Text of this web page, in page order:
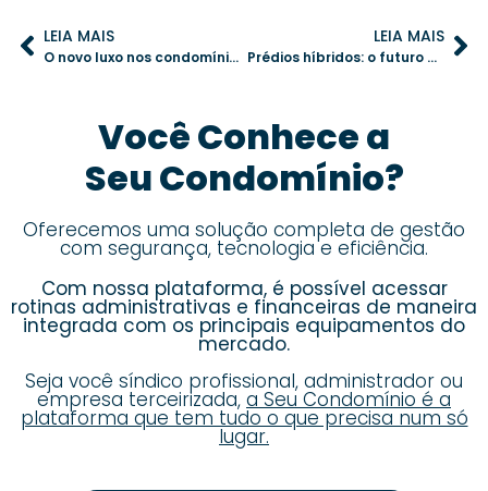
LEIA MAIS
O novo luxo nos condomínios: além da aparência, um estilo de vida moderno
LEIA MAIS
Prédios híbridos: o futuro da convivência urbana
Você Conhece a
Seu Condomínio?
Oferecemos uma solução completa de gestão
com segurança, tecnologia e eficiência.
Com nossa plataforma, é possível acessar
rotinas administrativas e financeiras de maneira
integrada com os principais equipamentos do
mercado.
Seja você síndico profissional, administrador ou
empresa terceirizada, a Seu Condomínio é a
plataforma que tem tudo o que precisa num só
lugar.